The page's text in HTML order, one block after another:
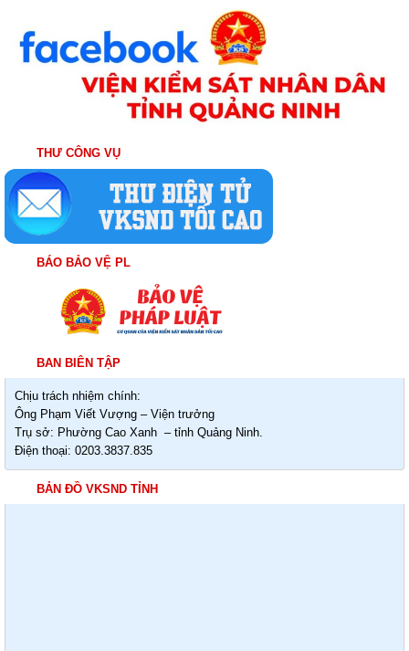
THƯ CÔNG VỤ
BÁO BẢO VỆ PL
BAN BIÊN TẬP
Chịu trách nhiệm chính:
Ông Phạm Viết Vượng – Viện trưởng
Trụ sở: Phường Cao Xanh – tỉnh Quảng Ninh.
Điện thoại: 0203.3837.835
BẢN ĐỒ VKSND TỈNH